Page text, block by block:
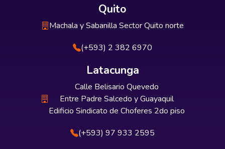
Quito
Machala y Sabanilla Sector Quito norte
(+593) 2 382 6970
Latacunga
Calle Belisario Quevedo
Entre Padre Salcedo y Guayaquil
Edificio Sindicato de Choferes 2do piso
(+593) 97 933 2595